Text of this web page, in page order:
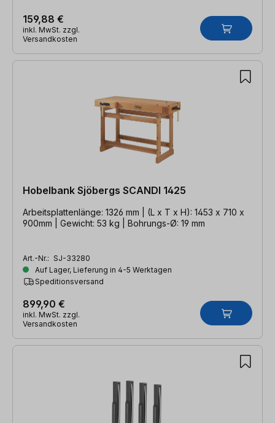
159,88 €
inkl. MwSt. zzgl.
Versandkosten
Hobelbank Sjöbergs SCANDI 1425
Arbeitsplattenlänge: 1326 mm | (L x T x H): 1453 x 710 x
900mm | Gewicht: 53 kg | Bohrungs-Ø: 19 mm
Art.-Nr.: SJ-33280
Auf Lager, Lieferung in 4-5 Werktagen
Speditionsversand
899,90 €
inkl. MwSt. zzgl.
Versandkosten